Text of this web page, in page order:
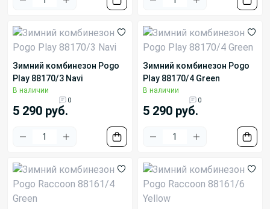
Зимний комбинезон Pogo
Play 88170/3 Navi
В наличии
0
5 290 руб.
Зимний комбинезон Pogo
Play 88170/4 Green
В наличии
0
5 290 руб.